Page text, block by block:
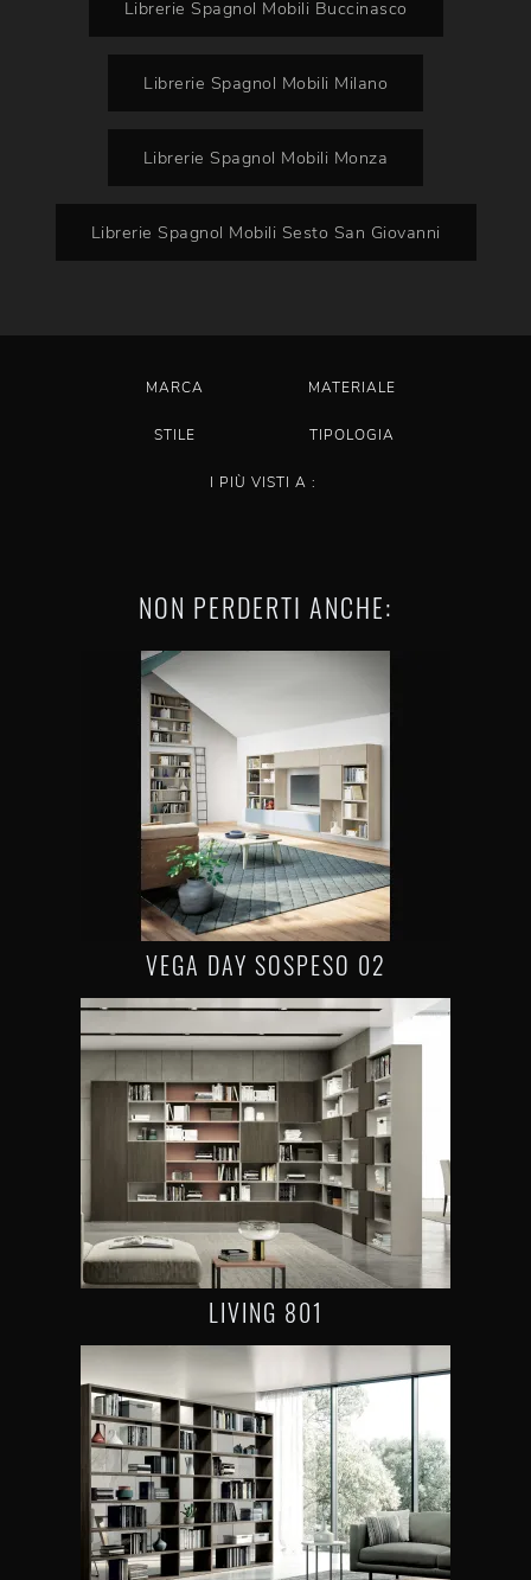
Librerie Spagnol Mobili Buccinasco
Librerie Spagnol Mobili Milano
Librerie Spagnol Mobili Monza
Librerie Spagnol Mobili Sesto San Giovanni
MARCA MATERIALE
STILE TIPOLOGIA
I PIÙ VISTI A :
NON PERDERTI ANCHE:
VEGA DAY SOSPESO 02
LIVING 801